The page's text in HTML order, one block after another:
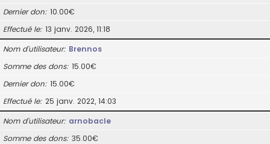
Dernier don 10.00€
Effectué le 13 janv. 2026, 11:18
Nom d’utilisateur Brennos
Somme des dons 15.00€
Dernier don 15.00€
Effectué le 25 janv. 2022, 14:03
Nom d’utilisateur arnobacle
Somme des dons 35.00€